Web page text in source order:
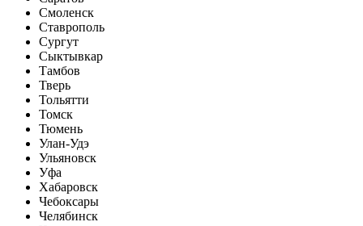
Смоленск
Ставрополь
Сургут
Сыктывкар
Тамбов
Тверь
Тольятти
Томск
Тюмень
Улан-Удэ
Ульяновск
Уфа
Хабаровск
Чебоксары
Челябинск